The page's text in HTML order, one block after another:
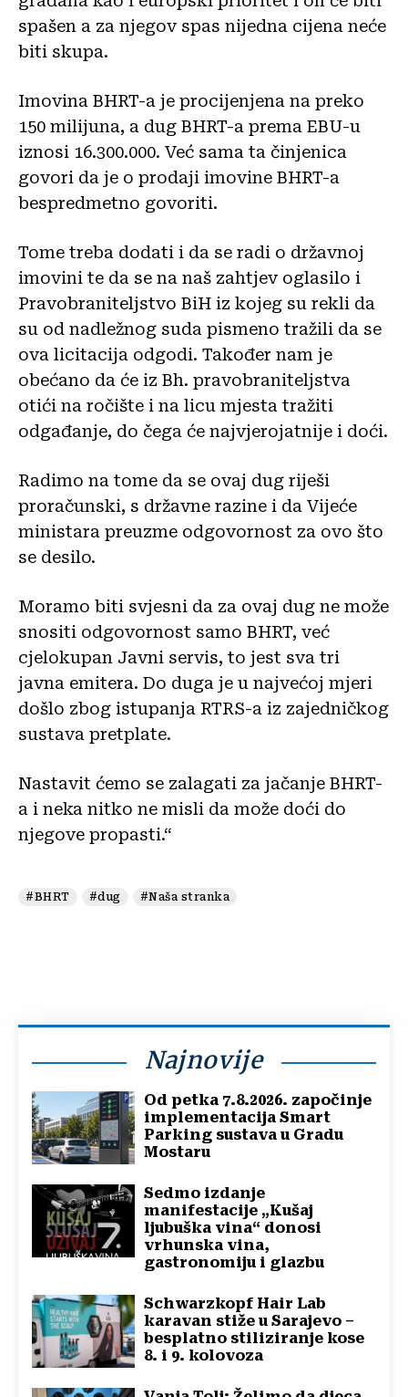
spašen a za njegov spas nijedna cijena neće
biti skupa.
Imovina BHRT-a je procijenjena na preko
150 milijuna, a dug BHRT-a prema EBU-u
iznosi 16.300.000. Već sama ta činjenica
govori da je o prodaji imovine BHRT-a
bespredmetno govoriti.
Tome treba dodati i da se radi o državnoj
imovini te da se na naš zahtjev oglasilo i
Pravobraniteljstvo BiH iz kojeg su rekli da
su od nadležnog suda pismeno tražili da se
ova licitacija odgodi. Također nam je
obećano da će iz Bh. pravobraniteljstva
otići na ročište i na licu mjesta tražiti
odgađanje, do čega će najvjerojatnije i doći.
Radimo na tome da se ovaj dug riješi
proračunski, s državne razine i da Vijeće
ministara preuzme odgovornost za ovo što
se desilo.
Moramo biti svjesni da za ovaj dug ne može
snositi odgovornost samo BHRT, već
cjelokupan Javni servis, to jest sva tri
javna emitera. Do duga je u najvećoj mjeri
došlo zbog istupanja RTRS-a iz zajedničkog
sustava pretplate.
Nastavit ćemo se zalagati za jačanje BHRT-
a i neka nitko ne misli da može doći do
njegove propasti.“
#BHRT #dug #Naša stranka
Najnovije
Od petka 7.8.2026. započinje
implementacija Smart
Parking sustava u Gradu
Mostaru
Sedmo izdanje
manifestacije „Kušaj
ljubuška vina“ donosi
vrhunska vina,
gastronomiju i glazbu
Schwarzkopf Hair Lab
karavan stiže u Sarajevo –
besplatno stiliziranje kose
8. i 9. kolovoza